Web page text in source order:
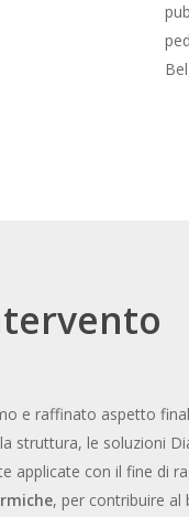
e raffinato aspetto
struttura, le soluzioni
applicate con il fine di
, per contribuire al